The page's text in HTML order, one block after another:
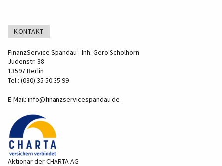
KONTAKT
FinanzService Spandau - Inh. Gero Schölhorn
Jüdenstr. 38
13597 Berlin
Tel.: (030) 35 50 35 99
E-Mail: info@finanzservicespandau.de
Aktionär der CHARTA AG